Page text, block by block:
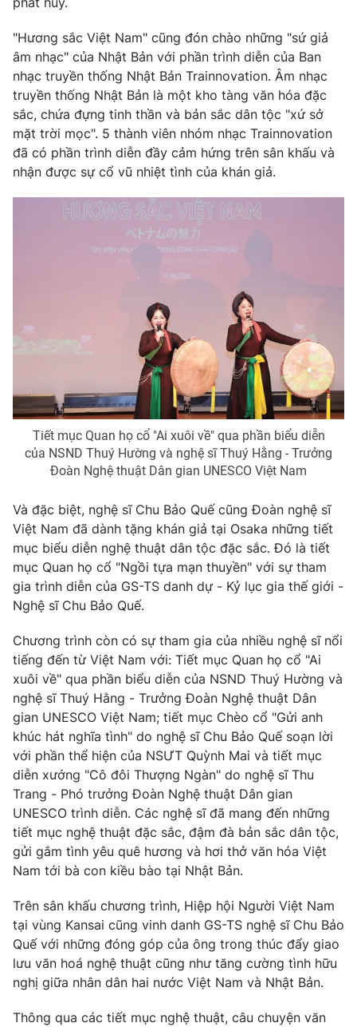
"Hương sắc Việt Nam" cũng đón chào những "sứ giả
âm nhạc" của Nhật Bản với phần trình diễn của Ban
nhạc truyền thống Nhật Bản Trainnovation. Âm nhạc
truyền thống Nhật Bản là một kho tàng văn hóa đặc
sắc, chứa đựng tinh thần và bản sắc dân tộc "xứ sở
mặt trời mọc". 5 thành viên nhóm nhạc Trainnovation
đã có phần trình diễn đầy cảm hứng trên sân khấu và
nhận được sự cổ vũ nhiệt tình của khán giả.
Tiết mục Quan họ cổ "Ai xuôi về" qua phần biểu diễn
của NSND Thuý Hường và nghệ sĩ Thuý Hằng - Trưởng
Đoàn Nghệ thuật Dân gian UNESCO Việt Nam
Và đặc biệt, nghệ sĩ Chu Bảo Quế cũng Đoàn nghệ sĩ
Việt Nam đã dành tặng khán giả tại Osaka những tiết
mục biểu diễn nghệ thuật dân tộc đặc sắc. Đó là tiết
mục Quan họ cổ "Ngồi tựa mạn thuyền" với sự tham
gia trình diễn của GS-TS danh dự - Kỷ lục gia thế giới -
Nghệ sĩ Chu Bảo Quế.
Chương trình còn có sự tham gia của nhiều nghệ sĩ nổi
tiếng đến từ Việt Nam với: Tiết mục Quan họ cổ "Ai
xuôi về" qua phần biểu diễn của NSND Thuý Hường và
nghệ sĩ Thuý Hằng - Trưởng Đoàn Nghệ thuật Dân
gian UNESCO Việt Nam; tiết mục Chèo cổ "Gửi anh
khúc hát nghĩa tình" do nghệ sĩ Chu Bảo Quế soạn lời
với phần thể hiện của NSƯT Quỳnh Mai và tiết mục
diễn xướng "Cô đôi Thượng Ngàn" do nghệ sĩ Thu
Trang - Phó trưởng Đoàn Nghệ thuật Dân gian
UNESCO trình diễn. Các nghệ sĩ đã mang đến những
tiết mục nghệ thuật đặc sắc, đậm đà bản sắc dân tộc,
gửi gắm tình yêu quê hương và hơi thở văn hóa Việt
Nam tới bà con kiều bào tại Nhật Bản.
Trên sân khấu chương trình, Hiệp hội Người Việt Nam
tại vùng Kansai cũng vinh danh GS-TS nghệ sĩ Chu Bảo
Quế với những đóng góp của ông trong thúc đẩy giao
lưu văn hoá nghệ thuật cũng như tăng cường tình hữu
nghị giữa nhân dân hai nước Việt Nam và Nhật Bản.
Thông qua các tiết mục nghệ thuật, câu chuyện văn